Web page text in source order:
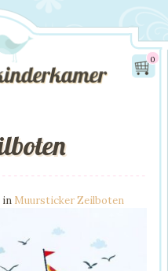
0
in Muursticker Zeilboten